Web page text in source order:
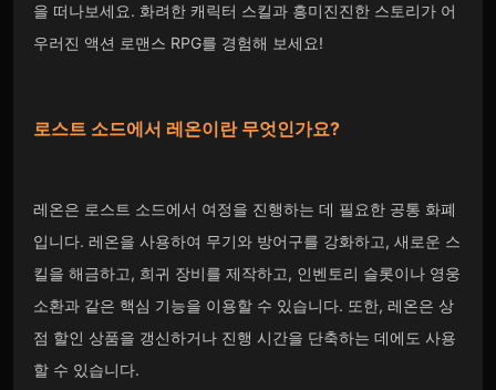
을 떠나보세요. 화려한 캐릭터 스킬과 흥미진진한 스토리가 어
우러진 액션 로맨스 RPG를 경험해 보세요!
로스트 소드에서 레온이란무엇인가요?
레온은 로스트 소드에서 여정을 진행하는 데 필요한 공통 화폐
입니다. 레온을 사용하여 무기와 방어구를 강화하고, 새로운 스
킬을 해금하고, 희귀 장비를 제작하고, 인벤토리 슬롯이나 영웅
소환과 같은 핵심 기능을 이용할 수 있습니다. 또한, 레온은 상
점 할인 상품을 갱신하거나 진행 시간을 단축하는 데에도 사용
할 수 있습니다.